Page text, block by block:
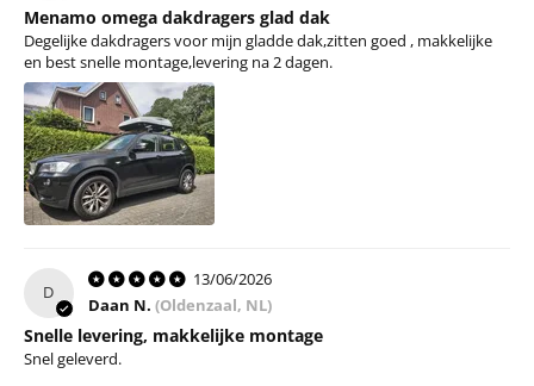
Menamo omega dakdragers glad dak
Degelijke dakdragers voor mijn gladde dak,zitten goed , makkelijke
en best snelle montage,levering na 2 dagen.
D
13/06/2026
Daan N. (Oldenzaal, NL)
Snelle levering, makkelijke montage
Snel geleverd.